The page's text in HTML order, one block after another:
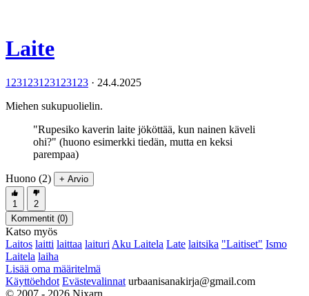
Laite
123123123123123 · 24.4.2025
Miehen sukupuolielin.
"Rupesiko kaverin laite jököttää, kun nainen käveli
ohi?" (huono esimerkki tiedän, mutta en keksi
parempaa)
Huono (2) + Arvio
1
2
Kommentit (0)
Katso myös
Laitos laitti laittaa laituri Aku Laitela Late laitsika "Laitiset" Ismo
Laitela laiha
Lisää oma määritelmä
Käyttöehdot Evästevalinnat urbaanisanakirja@gmail.com
© 2007 - 2026 Nixarn